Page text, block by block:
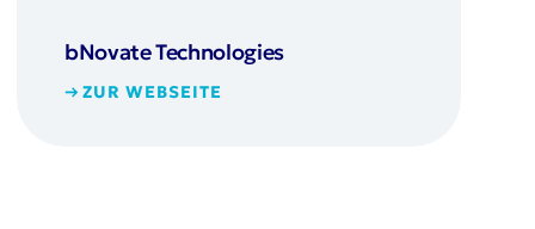
bNovate Technologies
ZUR WEBSEITE